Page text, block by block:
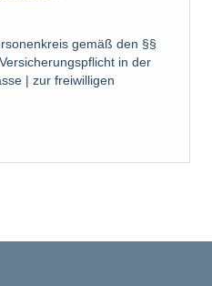
gemäß den §§
in der
| zur freiwilligen